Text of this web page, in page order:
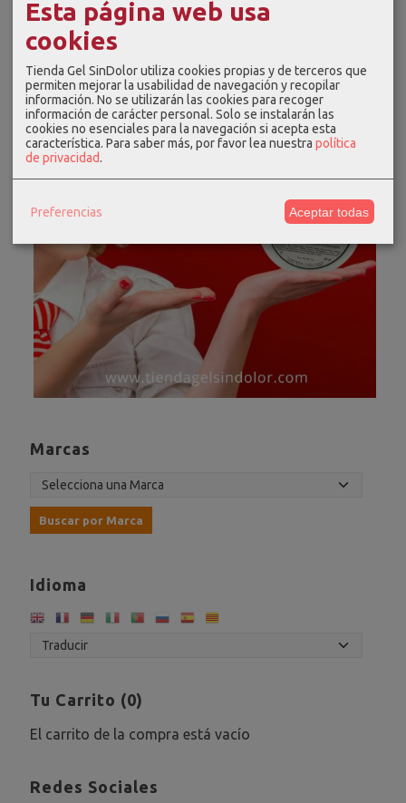
Marcas
Idioma
Tu Carrito (0)
El carrito de la compra está vacío
Redes Sociales
Esta página web usa
cookies
Tienda Gel SinDolor utiliza cookies propias y de terceros que
permiten mejorar la usabilidad de navegación y recopilar
información. No se utilizarán las cookies para recoger
información de carácter personal. Solo se instalarán las
cookies no esenciales para la navegación si acepta esta
característica. Para saber más, por favor lea nuestra política
de privacidad.
Preferencias Aceptar todas